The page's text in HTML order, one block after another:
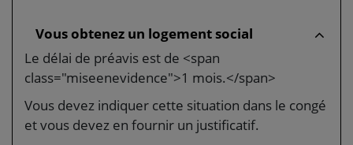
Vous obtenez un logement social
Le délai de préavis est de <span
class="miseenevidence">1 mois.</span>
Vous devez indiquer cette situation dans le congé
et vous devez en fournir un justificatif.